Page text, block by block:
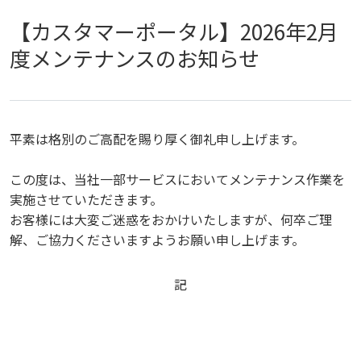
【カスタマーポータル】2026年2月
度メンテナンスのお知らせ
平素は格別のご高配を賜り厚く御礼申し上げます。
この度は、当社一部サービスにおいてメンテナンス作業を
実施させていただきます。
お客様には大変ご迷惑をおかけいたしますが、何卒ご理
解、ご協力くださいますようお願い申し上げます。
記